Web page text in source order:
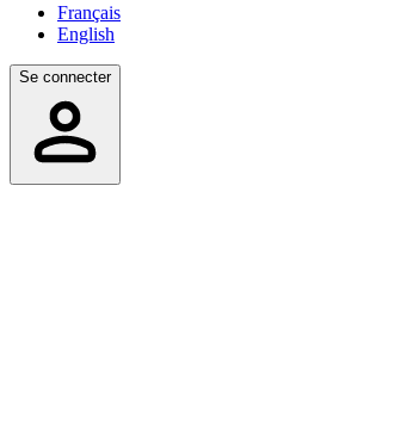
Français
English
Se connecter